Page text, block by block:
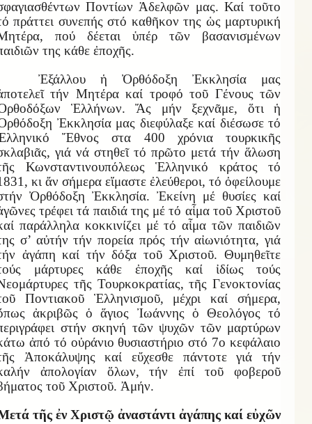
Ποντίων Ἀδελφῶν μας. Καί τοῦτο
πράττει συνεπής στό καθῆκον της ὡς μαρτυρική
πού δέεται ὑπέρ τῶν βασανισμένων
της κάθε ἐποχῆς.
Ἐξάλλου ἡ Ὀρθόδοξη Ἐκκλησία μας
τήν Μητέρα καί τροφό τοῦ Γένους τῶν
Ἑλλήνων. Ἄς μήν ξεχνᾶμε, ὅτι ἡ
Ἐκκλησία μας διεφύλαξε καί διέσωσε τό
Ἔθνος στα 400 χρόνια τουρκικῆς
γιά νά στηθεῖ τό πρῶτο μετά τήν ἅλωση
Κωνσταντινουπόλεως Ἑλληνικό κράτος τό
κι ἄν σήμερα εἴμαστε ἐλεύθεροι, τό ὀφείλουμε
Ὀρθόδοξη Ἐκκλησία. Ἐκείνη μέ θυσίες καί
τρέφει τά παιδιά της μέ τό αἷμα τοῦ Χριστοῦ
παράλληλα κοκκινίζει μέ τό αἷμα τῶν παιδιῶν
σ’ αὐτήν τήν πορεία πρός τήν αἰωνιότητα, γιά
ἀγάπη καί τήν δόξα τοῦ Χριστοῦ. Θυμηθεῖτε
μάρτυρες κάθε ἐποχῆς καί ἰδίως τούς
τῆς Τουρκοκρατίας, τῆς Γενοκτονίας
Ποντιακοῦ Ἑλληνισμοῦ, μέχρι καί σήμερα,
ἀκριβῶς ὁ ἅγιος Ἰωάννης ὁ Θεολόγος τό
στήν σκηνή τῶν ψυχῶν τῶν μαρτύρων
ἀπό τό οὐράνιο θυσιαστήριο στό 7ο κεφάλαιο
Ἀποκάλυψης καί εὔχεσθε πάντοτε γιά τήν
ἀπολογίαν ὅλων, τήν ἐπί τοῦ φοβεροῦ
τοῦ Χριστοῦ. Ἀμήν.
τῆς ἐν Χριστῷ ἀναστάντι ἀγάπης καί εὐχῶν